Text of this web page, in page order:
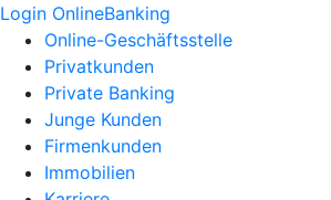
Login OnlineBanking
Online-Geschäftsstelle
Privatkunden
Private Banking
Junge Kunden
Firmenkunden
Immobilien